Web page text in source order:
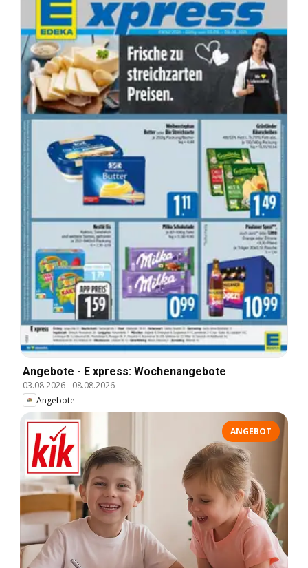
Angebote - E xpress: Wochenangebote
03.08.2026- 08.08.2026
Angebote
ANGEBOT